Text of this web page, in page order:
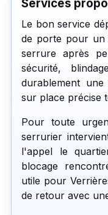
Services
Le bon service
de porte pour un
serrure après
sécurité,
durablement
sur place précise
Pour toute
serrurier
l'appel le
blocage
utile pour
de retour avec